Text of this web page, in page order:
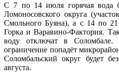
С 7 по 14 июля горячая вода
Ломоносовского округа
Смольного Буяна), а с 14 по
Горка и Варавино-Фактория.
воду отключат в
ограничение попадёт
Соломбальский округ будет
августа.